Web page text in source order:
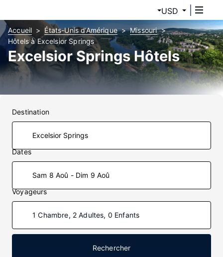
USD
Accueil États-Unis d’Amérique
Missouri
Hôtels à Excelsior Springs
Excelsior Springs Hôtels
Destination
Dates
Sam 8 Aoû - Dim 9 Aoû
Voyageurs
1 Chambre, 2 Adultes, 0 Enfants
Rechercher